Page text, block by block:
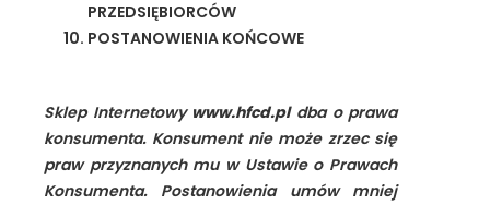
PRZEDSIĘBIORCÓW
POSTANOWIENIA KOŃCOWE
Sklep Internetowy www.hfcd.pldba o prawa
konsumenta. Konsument nie może zrzec się
praw przyznanych mu w Ustawie o Prawach
Konsumenta. Postanowienia umów mniej